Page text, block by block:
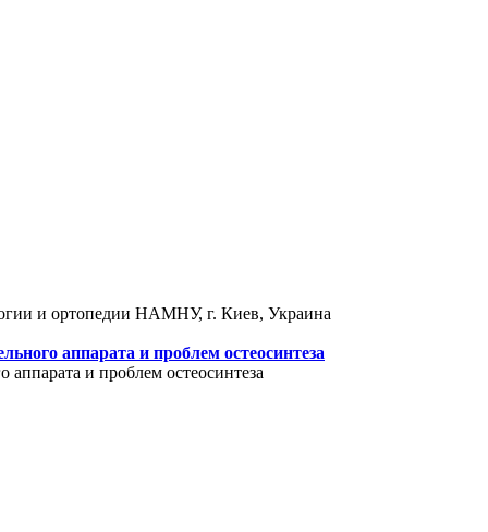
и ортопедии НАМНУ, г. Киев, Украина
аппарата и проблем остеосинтеза
и проблем остеосинтеза